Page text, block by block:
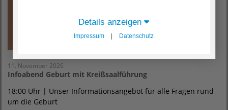
11. November 2026
Infoabend Geburt mit Kreißsaalführung
18:00 Uhr | Unser Informationsangebot für alle Fragen rund
um die Geburt
Details anzeigen
Impressum | Datenschutz